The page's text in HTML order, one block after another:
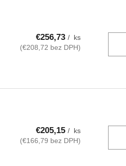
€256,73/ ks
(€208,72 bez DPH)
€205,15/ ks
(€166,79 bez DPH)